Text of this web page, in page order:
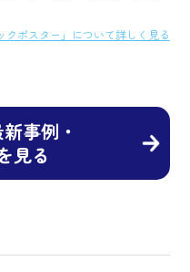
クポスター」について詳しく見る
事例・
見る